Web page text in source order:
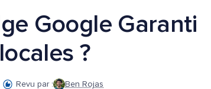
Google Garanti
?
Revu par : Ben Rojas